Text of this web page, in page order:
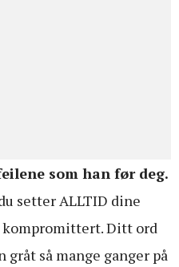
som han før deg.
setter ALLTID dine
kompromittert. Ditt ord
så mange ganger på